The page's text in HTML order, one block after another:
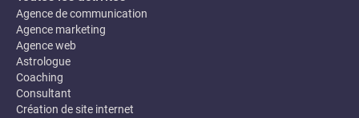
Agence de communication
Agence marketing
Agence web
Astrologue
Coaching
Consultant
Création de site internet